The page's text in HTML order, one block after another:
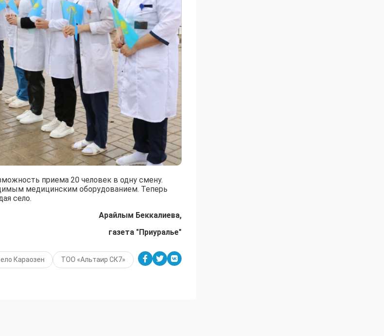
приема 20 человек в одну смену.
медицинским оборудованием. Теперь
село.
Арайлым Беккалиева,
газета "Приуралье"
Караозен ТОО «Альтаир СК7»